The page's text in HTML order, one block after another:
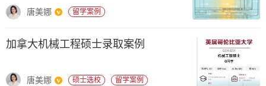
唐美娜 留学案例
加拿大机械工程硕士录取案例
唐美娜 硕士选校 留学案例